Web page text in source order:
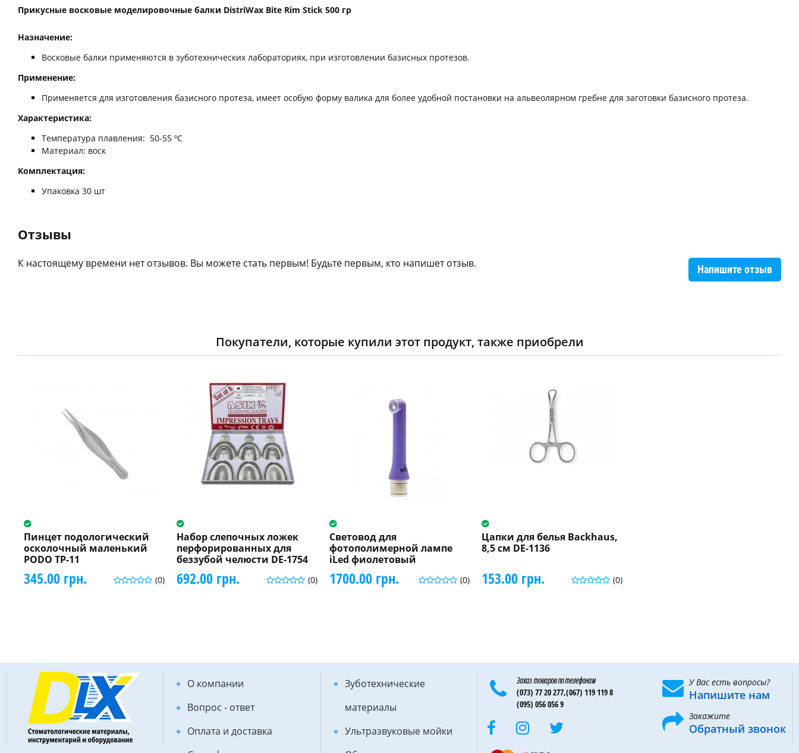
Прикусные восковые моделировочные балки DistriWax Bite Rim Stick 500 гр
Назначение:
Восковые балки применяются в зуботехнических лабораториях, при изготовлении базисных протезов.
Применение:
Применяется для изготовления базисного протеза, имеет особую форму валика для более удобной постановки на альвеолярном гребне для заготовки базисного протеза.
Характеристика:
Температура плавления: 50-55 ºС
Материал: воск
Комплектация:
Упаковка 30 шт
Отзывы
Напишите отзыв
К настоящему времени нет отзывов. Вы можете стать первым! Будьте первым, кто напишет отзыв.
Покупатели, которые купили этот продукт, также приобрели
Пинцет подологический
осколочный маленький
PODO TP-11
(0)
345.00 грн.
Набор слепочных ложек
перфорированных для
беззубой челюсти DE-1754
(0)
692.00 грн.
Световод для
фотополимерной лампе
iLed фиолетовый
(0)
1700.00 грн.
Цапки для белья Backhaus,
8,5 см DE-1136
(0)
153.00 грн.
О компании
Вопрос - ответ
Оплата и доставка
Зуботехнические
материалы
Ультразвуковые мойки
Заказ товаров по телефонам
(073) 77 20 277,(067) 119 119 8
(095) 056 056 9
У Вас есть вопросы?
Напишите нам
Закажите
Обратный звонок